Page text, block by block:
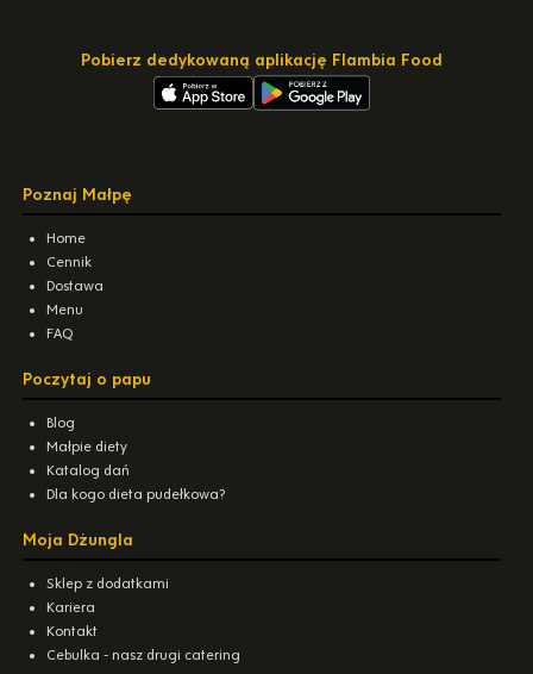
Pobierz dedykowaną aplikację Flambia Food
Poznaj Małpę
Home
Cennik
Dostawa
Menu
FAQ
Poczytaj o papu
Blog
Małpie diety
Katalog dań
Dla kogo dieta pudełkowa?
Moja Dżungla
Sklep z dodatkami
Kariera
Kontakt
Cebulka - nasz drugi catering